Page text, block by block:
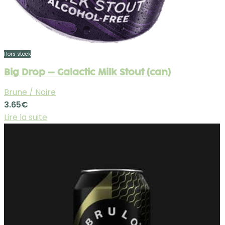
Hors stock
Big Drop – Galactic Milk Stout (can)
Brune / Noire
3.65€
Lire la suite